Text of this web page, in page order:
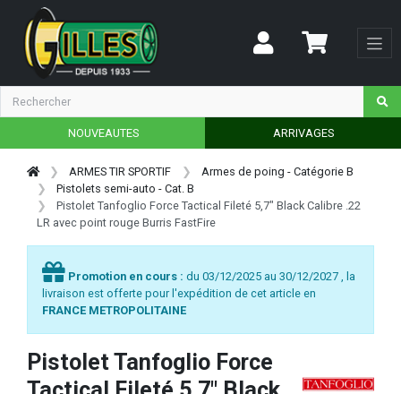
NOUVEAUTES ARRIVAGES
ARMES TIR SPORTIF
Armes de poing - Catégorie B
Pistolets semi-auto - Cat. B
Pistolet Tanfoglio Force Tactical Fileté 5,7" Black Calibre .22
LR avec point rouge Burris FastFire
Promotion en cours : du 03/12/2025 au 30/12/2027 , la
livraison est offerte pour l'expédition de cet article en
FRANCE METROPOLITAINE
Pistolet Tanfoglio Force